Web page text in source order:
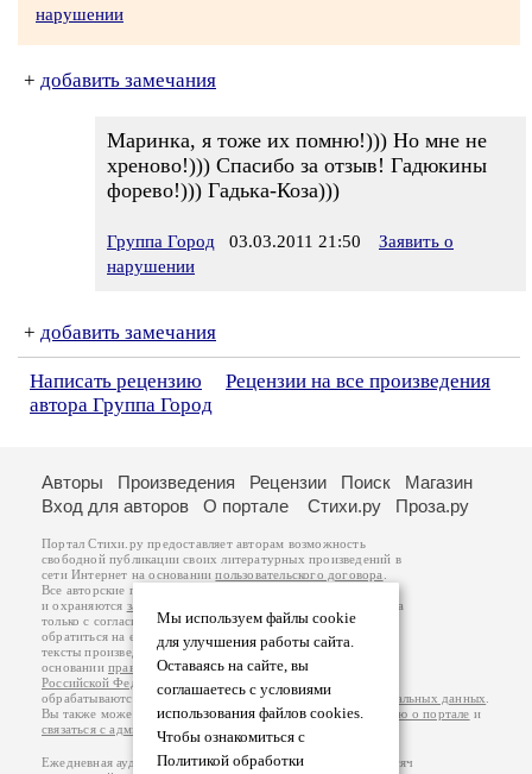
нарушении
+ добавить замечания
Маринка, я тоже их помню!))) Но мне не
хреново!))) Спасибо за отзыв! Гадюкины
форево!))) Гадька-Коза)))
Группа Город 03.03.2011 21:50
Заявить о
нарушении
+ добавить замечания
Написать рецензию
Рецензии на все произведения
автора Группа Город
Мы используем файлы cookie
для улучшения работы сайта.
Оставаясь на сайте, вы
соглашаетесь с условиями
использования файлов cookies.
Чтобы ознакомиться с
Политикой обработки
Авторы Произведения Рецензии Поиск
Магазин
Вход для авторов
О портале Стихи.ру Проза.ру
Портал Стихи.ру предоставляет авторам возможность
свободной публикации своих литературных произведений в
сети Интернет на основаниипользовательского договора
Все авторские права на произведения принадлежат авторам
и охраняются законом
. Перепечатка произведений возможна
только с согласия его автора, к которому вы можете
обратиться на его авторской странице. Ответственность за
тексты произведений авторы несут самостоятельно на
основанииправил публикацииизаконодательства
Российской Федерации
обрабатываются на основанииПолитики обработки персональных данных
Вы также можете посмотреть более подробнуюинформацию о портале и
связаться с администрацией
Ежедневная аудитория портала Стихи.ру – порядка 200 тысяч